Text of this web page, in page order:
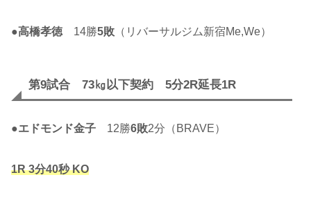
●高橋孝徳14勝5敗 （リバーサルジム新宿Me,We）
第9試合 73㎏以下契約 5分2R延長1R
●エドモンド金子 12勝6敗2分（BRAVE）
1R 3分40秒 KO